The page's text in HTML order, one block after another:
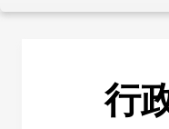
行